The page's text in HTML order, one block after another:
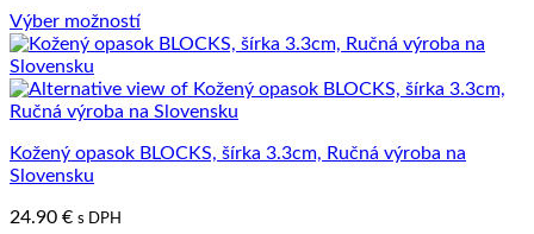
na
stránke
produktu.
Výber možností
Tento
produkt
má
viacero
Možnosti
si
vybrať
Kožený opasok BLOCKS, šírka 3.3cm, Ručná výroba na
Slovensku
24.90 € s DPH